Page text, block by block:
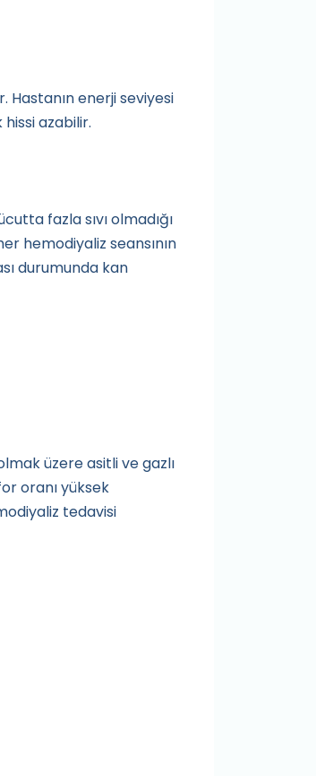
Hastanın enerji seviyesi
hissi azabilir.
fazla sıvı olmadığı
hemodiyaliz seansının
durumunda kan
üzere asitli ve gazlı
oranı yüksek
tedavisi